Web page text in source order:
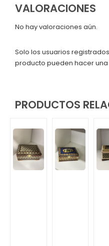
VALORACIONES
No hay valoraciones aún.
Solo los usuarios
producto pueden hacer
PRODUCTOS